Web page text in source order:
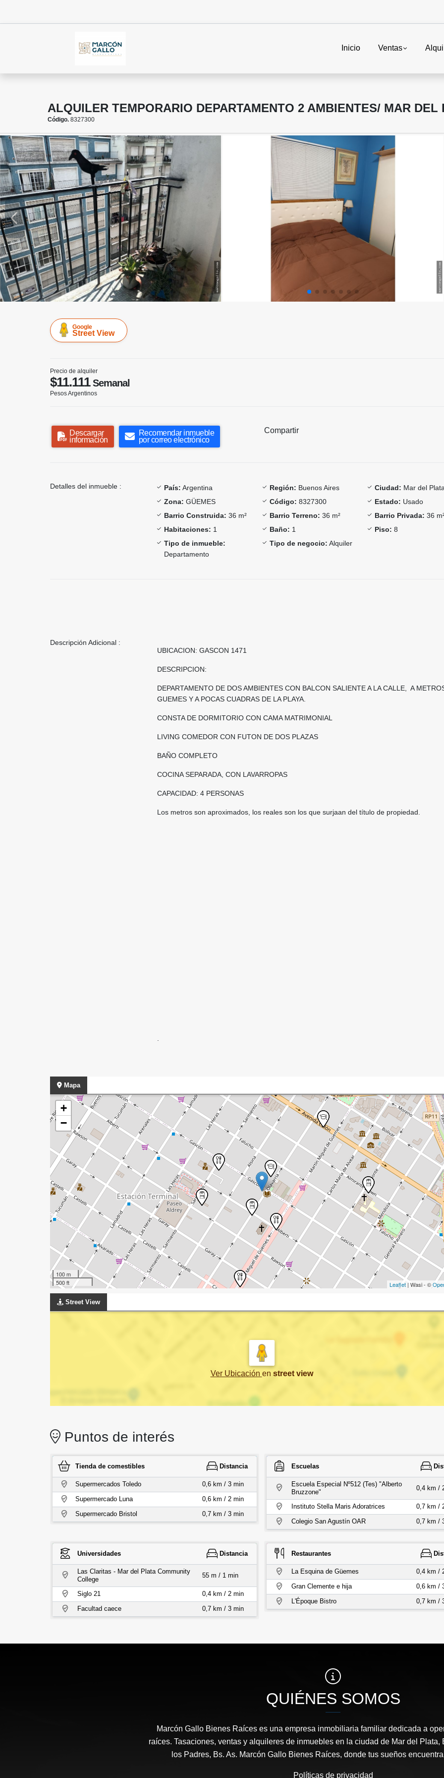
Inicio Ventas
ALQUILER TEMPORARIO DEPARTAMENTO 2 AMBIENTES/ MAR DEL
Código. 8327300
Google
Street View
Precio de alquiler
$11.111Semanal
Pesos Argentinos
Descargar
información
Recomendar inmueble
por correo electrónico
Compartir
Detalles del inmueble : País: Argentina Región: Buenos Aires Ciudad: Mar del
Zona: GÜEMES Código: 8327300 Estado: Usado
Barrio Construida: 36 m² Barrio Terreno: 36 m² Barrio Privada: 36
Habitaciones: 1 Baño: 1 Piso: 8
Tipo de inmueble:
Departamento
Tipo de negocio: Alquiler
Descripción Adicional :
UBICACION: GASCON 1471
DESCRIPCION:
DEPARTAMENTO DE DOS AMBIENTES CON BALCON SALIENTE A LA CALLE, A
GUEMES Y A POCAS CUADRAS DE LA PLAYA.
CONSTA DE DORMITORIO CON CAMA MATRIMONIAL
LIVING COMEDOR CON FUTON DE DOS PLAZAS
BAÑO COMPLETO
COCINA SEPARADA, CON LAVARROPAS
CAPACIDAD: 4 PERSONAS
Los metros son aproximados, los reales son los que surjaan del título de propiedad.
Mapa
+
−
100 m
500 ft
Leaflet | Wasi - ©
Street View
Ver Ubicación en street view
Puntos de interés
Tienda de comestibles Distancia
Supermercados Toledo
0,6 km / 3 min
Supermercado Luna
0,6 km / 2 min
Supermercado Bristol
0,7 km / 3 min
Escuelas
Escuela Especial Nº512 (Tes) "Alberto
Bruzzone"
0,4 km /
Instituto Stella Maris Adoratrices
0,7 km /
Colegio San Agustín OAR
0,7 km /
Universidades Distancia
Las Claritas - Mar del Plata Community
College
55 m / 1 min
Siglo 21
0,4 km / 2 min
Facultad caece
0,7 km / 3 min
Restaurantes
La Esquina de Güemes
0,4 km /
Gran Clemente e hija
0,6 km /
L'Époque Bistro
0,7 km /
QUIÉNES SOMOS
Marcón Gallo Bienes Raíces es una empresa inmobiliaria familiar dedicada a
raíces. Tasaciones, ventas y alquileres de inmuebles en la ciudad de Mar del Plata,
los Padres, Bs. As. Marcón Gallo Bienes Raíces, donde tus sueños
Políticas de privacidad